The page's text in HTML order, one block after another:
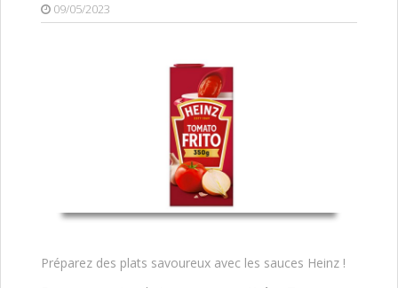
09/05/2023
Préparez des plats savoureux avec les sauces Heinz !